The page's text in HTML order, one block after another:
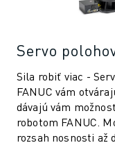
Servo
Sila robiť viac -
FANUC vám
dávajú vám
robotom FANUC.
rozsah nosnosti až